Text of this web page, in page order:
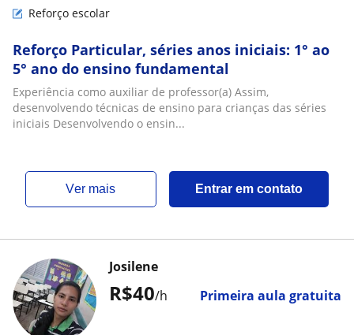
Reforço escolar
Reforço Particular, séries anos iniciais: 1° ao
5° ano do ensino fundamental
Experiência como auxiliar de professor(a) Assim,
desenvolvendo técnicas de ensino para crianças das séries
iniciais Desenvolvendo o ensin...
ver mais Entrar em contato
R$40/h Primeira aula gratuita
Josilene